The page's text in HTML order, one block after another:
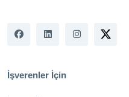
İşverenler İçin